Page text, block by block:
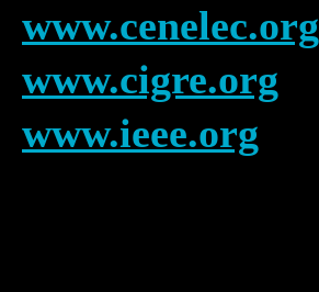
www.cenelec.org
www.cigre.org
www.ieee.org